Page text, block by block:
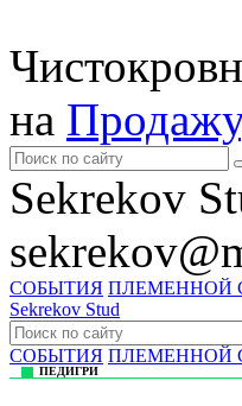
на Продажу
Sekrekov
СОБЫТИЯ ПЛЕМЕННОЙ
Sekrekov Stud
СОБЫТИЯ ПЛЕМЕННОЙ
ПЕДИГРИ